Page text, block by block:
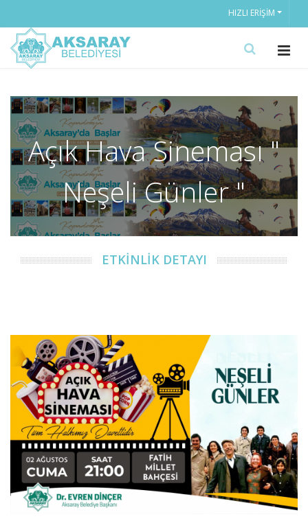
HIZLI ERIŞIM
Açık Hava Sineması "
Neşeli Günler "
ETKİNLİK DETAYI